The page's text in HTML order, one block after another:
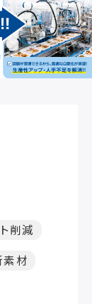
価さ
業か
削減
素材